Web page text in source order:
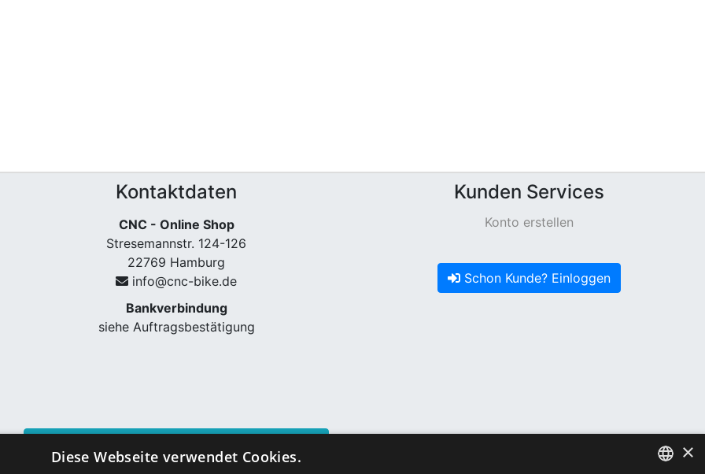
Kontaktdaten
CNC - Online Shop
Stresemannstr. 124-126
22769 Hamburg
info@cnc-bike.de
Bankverbindung
siehe Auftragsbestätigung
Kunden Services
Konto erstellen
Schon Kunde? Einloggen
×
Diese Webseite verwendet Cookies.